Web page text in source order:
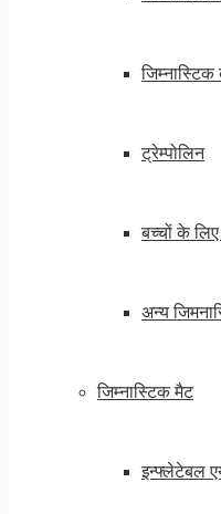
जिम्नास्टिक
ट्रेम्पोलिन
बच्चों के
अन्य
जिम्नास्टिक मैट
इन्फ्लेटेबल